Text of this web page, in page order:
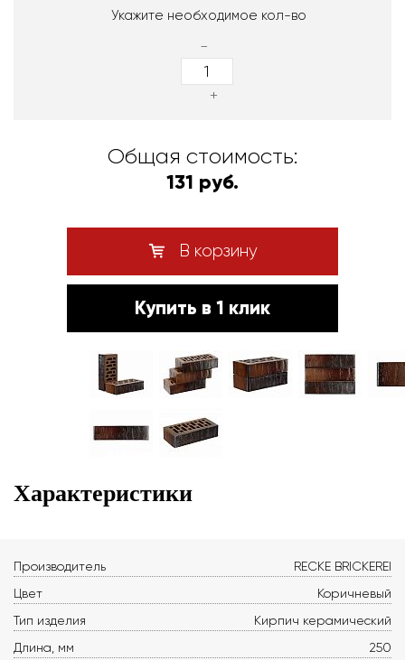
Укажите необходимое кол-во
-
+
Общая стоимость:
131 руб.
В корзину
Купить в 1 клик
Характеристики
Производитель
RECKE BRICKEREI
Цвет
Коричневый
Тип изделия
Кирпич керамический
Длина, мм
250